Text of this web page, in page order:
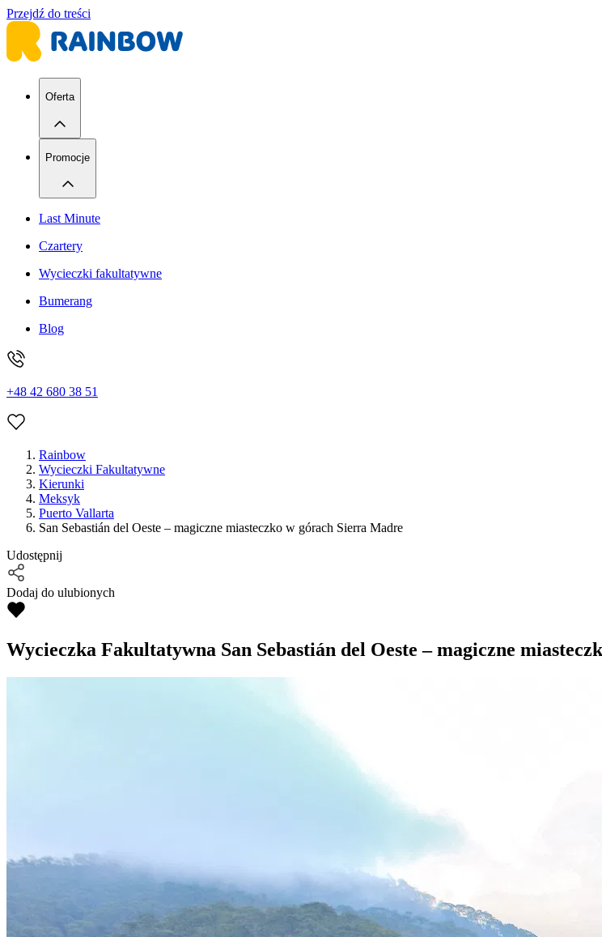
Przejdź do treści
Oferta
Promocje
Last Minute
Czartery
Wycieczki fakultatywne
Bumerang
Blog
+48 42 680 38 51
Rainbow
Wycieczki Fakultatywne
Kierunki
Meksyk
Puerto Vallarta
San Sebastián del Oeste – magiczne miasteczko w górach Sierra Madre
Udostępnij
Dodaj do ulubionych
Wycieczka Fakultatywna San Sebastián del Oeste – magiczne